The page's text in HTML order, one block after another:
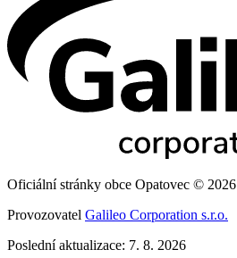
Oficiální stránky obce Opatovec © 2026
Provozovatel Galileo Corporation s.r.o.
Poslední aktualizace: 7. 8. 2026